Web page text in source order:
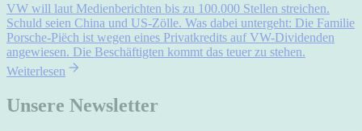
VW will laut Medienberichten bis zu 100.000 Stellen streichen.
Schuld seien China und US-Zölle. Was dabei untergeht: Die Familie
Porsche-Piëch ist wegen eines Privatkredits auf VW-Dividenden
angewiesen. Die Beschäftigten kommt das teuer zu stehen.
Weiterlesen
Unsere Newsletter